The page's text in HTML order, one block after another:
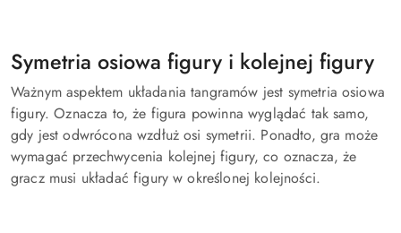
Symetria osiowa figury i kolejnej figury
Ważnym aspektem układania tangramów jest symetria osiowa
figury. Oznacza to, że figura powinna wyglądać tak samo,
gdy jest odwrócona wzdłuż osi symetrii. Ponadto, gra może
wymagać przechwycenia kolejnej figury, co oznacza, że ​​
gracz musi układać figury w określonej kolejności.